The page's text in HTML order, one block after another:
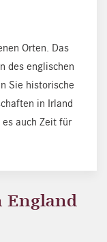
Orten. Das
des englischen
Sie historische
in Irland
auch Zeit für
England